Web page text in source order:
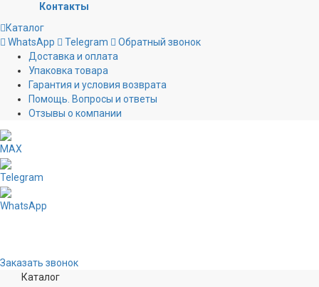
Контакты
Каталог
WhatsApp
Telegram
Обратный звонок
Доставка и оплата
Упаковка товара
Гарантия и условия возврата
Помощь. Вопросы и ответы
Отзывы о компании
MAX
Telegram
WhatsApp
Заказать звонок
Каталог